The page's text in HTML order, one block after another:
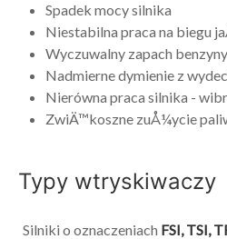
Spadek mocy silnika
Niestabilna praca na biegu
Wyczuwalny zapach benzyny
Nadmierne dymienie z
Nierówna praca silnika -
ZwiÄ™koszne zuÅ¼ycie
Typy wtryskiwaczy
Silniki o oznaczeniach FSI, TSI,